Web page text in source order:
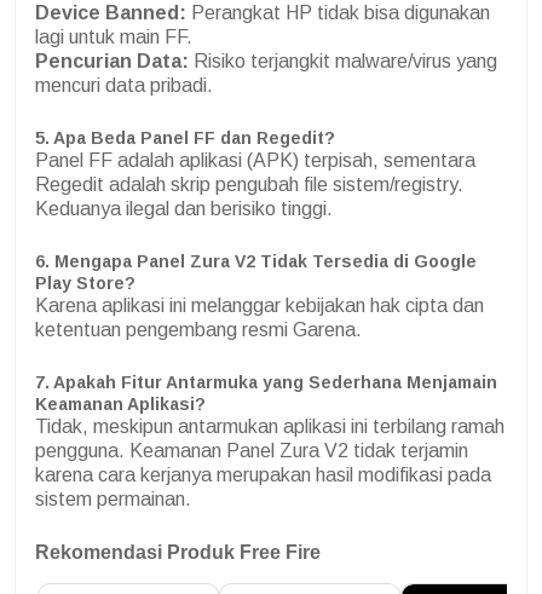
Device Banned: Perangkat HP tidak bisa digunakan
lagi untuk main FF.
Pencurian Data: Risiko terjangkit malware/virus yang
mencuri data pribadi.
5. Apa Beda Panel FF dan Regedit?
Panel FF adalah aplikasi (APK) terpisah, sementara
Regedit adalah skrip pengubah file sistem/registry.
Keduanya ilegal dan berisiko tinggi.
6. Mengapa Panel Zura V2 Tidak Tersedia di Google
Play Store?
Karena aplikasi ini melanggar kebijakan hak cipta dan
ketentuan pengembang resmi Garena.
7. Apakah Fitur Antarmuka yang Sederhana Menjamain
Keamanan Aplikasi?
Tidak, meskipun antarmukan aplikasi ini terbilang ramah
pengguna. Keamanan Panel Zura V2 tidak terjamin
karena cara kerjanya merupakan hasil modifikasi pada
sistem permainan.
Rekomendasi Produk Free Fire